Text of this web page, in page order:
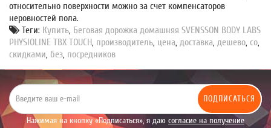
относительно поверхности можно за счет компенсаторов
неровностей пола.
Теги: Купить Беговая дорожка домашняя SVENSSON BODY LABS
PHYSIOLINE TBX TOUCH производитель цена доставка дешево со
скидками без посредников
ПОДПИСАТЬСЯ
Нажимая на кнопку «Подписаться», я даю согласие на получение